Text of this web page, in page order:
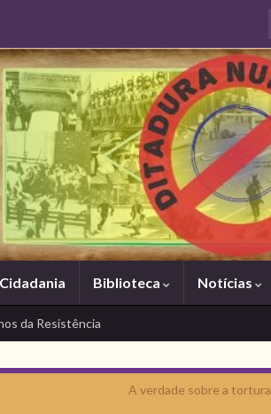
Biblioteca Notícias
da Resistência
A verdade sobre a tortura